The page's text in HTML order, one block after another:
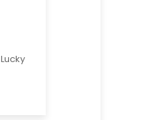
Lucky